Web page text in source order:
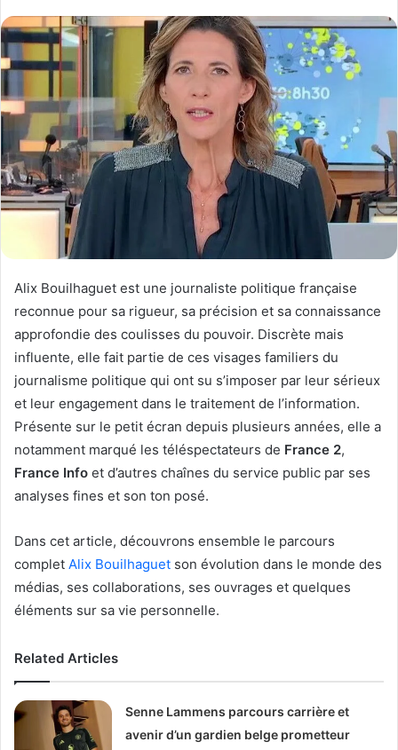
email
Alix Bouilhaguet est une journaliste politique française
reconnue pour sa rigueur, sa précision et sa connaissance
approfondie des coulisses du pouvoir. Discrète mais
influente, elle fait partie de ces visages familiers du
journalisme politique qui ont su s’imposer par leur sérieux
et leur engagement dans le traitement de l’information.
Présente sur le petit écran depuis plusieurs années, elle a
notamment marqué les téléspectateurs de France 2,
France Info et d’autres chaînes du service public par ses
analyses fines et son ton posé.
Dans cet article, découvrons ensemble le parcours
complet Alix Bouilhaguet son évolution dans le monde des
médias, ses collaborations, ses ouvrages et quelques
éléments sur sa vie personnelle.
Related Articles
Senne Lammens parcours carrière et
avenir d’un gardien belge prometteur